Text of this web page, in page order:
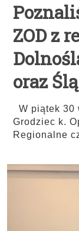
ZOD z
oraz
W piątek 30
Grodziec k.
Regionalne